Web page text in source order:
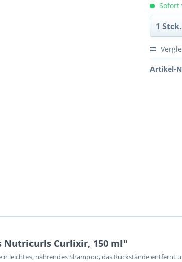
Sofort
Artikel-
Curlixir, 150 ml"
leichtes, nährendes Shampoo, das Rückstände entfernt